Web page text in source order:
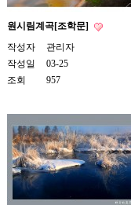
원시림계곡[조학문]
작성자
관리자
작성일
03-25
조회
957